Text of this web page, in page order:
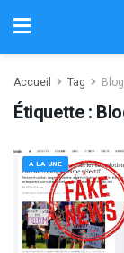
Accueil Tag
Étiquette :
À LA UNE